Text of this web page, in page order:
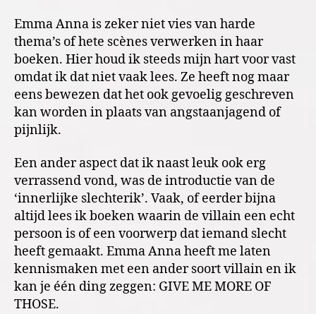
Emma Anna is zeker niet vies van harde
thema’s of hete scènes verwerken in haar
boeken. Hier houd ik steeds mijn hart voor vast
omdat ik dat niet vaak lees. Ze heeft nog maar
eens bewezen dat het ook gevoelig geschreven
kan worden in plaats van angstaanjagend of
pijnlijk.
Een ander aspect dat ik naast leuk ook erg
verrassend vond, was de introductie van de
‘innerlijke slechterik’. Vaak, of eerder bijna
altijd lees ik boeken waarin de villain een echt
persoon is of een voorwerp dat iemand slecht
heeft gemaakt. Emma Anna heeft me laten
kennismaken met een ander soort villain en ik
kan je één ding zeggen: GIVE ME MORE OF
THOSE.